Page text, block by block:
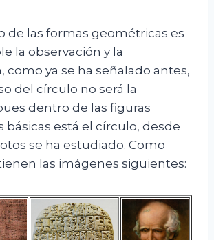
de las formas geométricas es
la observación y la
como ya se ha señalado antes,
del círculo no será la
dentro de las figuras
básicas está el círculo, desde
se ha estudiado. Como
las imágenes siguientes: